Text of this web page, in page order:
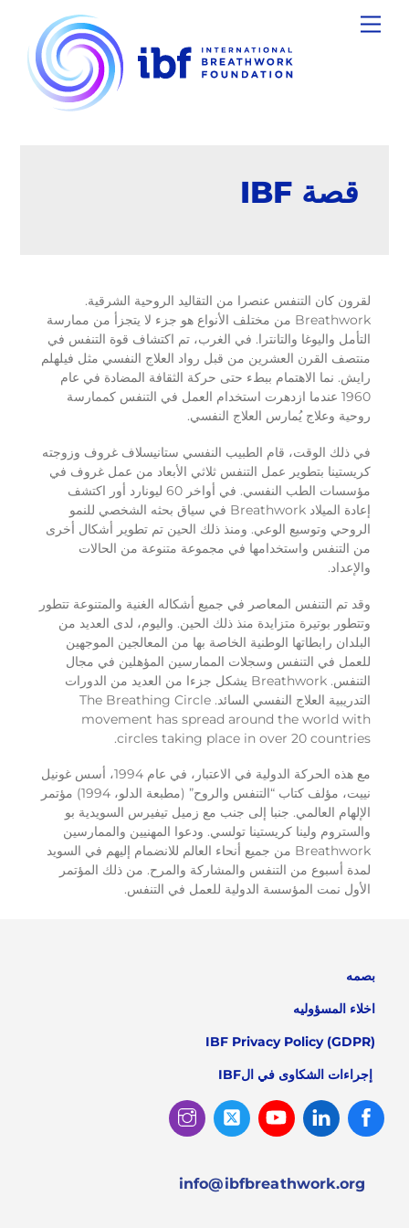
Menu
قصة IBF
لقرون كان التنفس عنصرا من التقاليد الروحية الشرقية.
Breathwork من مختلف الأنواع هو جزء لا يتجزأ من ممارسة
التأمل واليوغا والتانترا. في الغرب، تم اكتشاف قوة التنفس في
منتصف القرن العشرين من قبل رواد العلاج النفسي مثل فيلهلم
رايش. نما الاهتمام ببطء حتى حركة الثقافة المضادة في عام
1960 عندما ازدهرت استخدام العمل في التنفس كممارسة
روحية وعلاج يُمارس العلاج النفسي.
في ذلك الوقت، قام الطبيب النفسي ستانيسلاف غروف وزوجته
كريستينا بتطوير عمل التنفس ثلاثي الأبعاد من عمل غروف في
مؤسسات الطب النفسي. في أواخر 60 ليونارد أور اكتشف
إعادة الميلاد Breathwork في سياق بحثه الشخصي للنمو
الروحي وتوسيع الوعي. ومنذ ذلك الحين تم تطوير أشكال أخرى
من التنفس واستخدامها في مجموعة متنوعة من الحالات
والإعداد.
وقد تم التنفس المعاصر في جميع أشكاله الغنية والمتنوعة تتطور
وتتطور بوتيرة متزايدة منذ ذلك الحين. واليوم، لدى العديد من
البلدان رابطاتها الوطنية الخاصة بها من المعالجين الموجهين
للعمل في التنفس وسجلات الممارسين المؤهلين في مجال
التنفس. Breathwork يشكل جزءا من العديد من الدورات
التدريبية العلاج النفسي السائد. The Breathing Circle
movement has spread around the world with
circles taking place in over 20 countries.
مع هذه الحركة الدولية في الاعتبار، في عام 1994، أسس غونيل
نييت، مؤلف كتاب “التنفس والروح” (مطبعة الدلو، 1994) مؤتمر
الإلهام العالمي. جنبا إلى جنب مع زميل تيفيرس السويدية بو
والستروم ولينا كريستينا تولسي. ودعوا المهنيين والممارسين
Breathwork من جميع أنحاء العالم للانضمام إليهم في السويد
لمدة أسبوع من التنفس والمشاركة والمرح. من ذلك المؤتمر
الأول نمت المؤسسة الدولية للعمل في التنفس.
بصمه
اخلاء المسؤوليه
IBF Privacy Policy (GDPR)
إجراءات الشكاوى في الIBF
Facebook
Linked
In
Youtube
Twitter
info@ibfbreathwork.org